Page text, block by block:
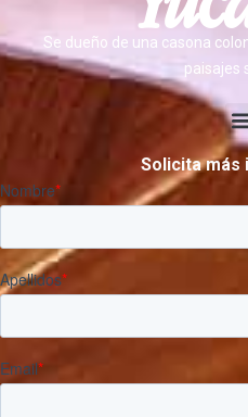
Se dueño de una casona
paisajes
Solicita más